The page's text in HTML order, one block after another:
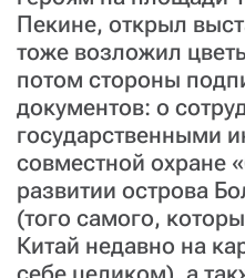
Пекине, открыл
тоже возложил
потом стороны
документов: о
государственными
совместной охране
развитии острова
(того самого,
Китай недавно на